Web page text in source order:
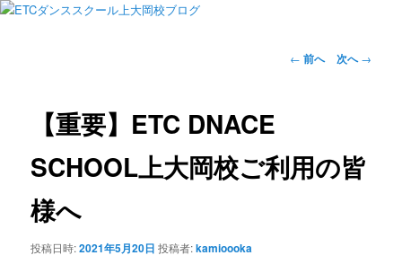
投
シ
← 前へ 次へ→
【重要】ETC DNACE
SCHOOL上大岡校ご利用の皆
様へ
投稿日時:2021年5月20日 投稿者:kamioooka